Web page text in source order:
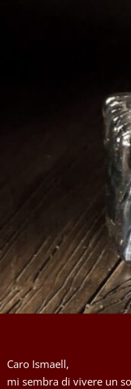
Caro Ismaell,
mi sembra di vivere un